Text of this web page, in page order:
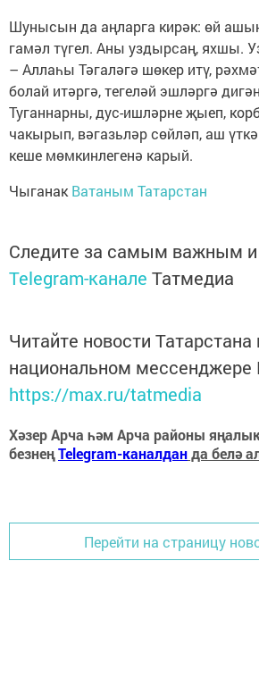
Шунысын да аңларга кирәк: өй
гамәл түгел. Аны уздырсаң, яхшы.
– Аллаһы Тәгаләгә шөкер итү,
болай итәргә, тегеләй эшләргә
Туганнарны, дус-ишләрне җыеп,
чакырып, вәгазьләр сөйләп, аш
кеше мөмкинлегенә карый.
Чыганак Ватаным Татарстан
Следите за самым важным
Telegram-канале Татмедиа
Читайте новости Татарстана
национальном мессенджере
https://max.ru/tatmedia
Хәзер Арча һәм Арча районы
безнеңTelegram-каналданда белә
Перейти на страницу